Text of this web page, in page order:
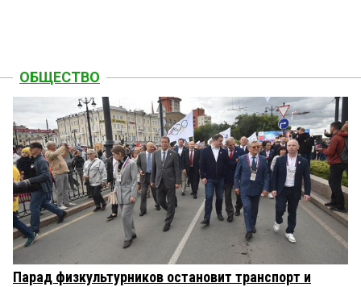
ОБЩЕСТВО
Парад физкультурников остановит транспорт и